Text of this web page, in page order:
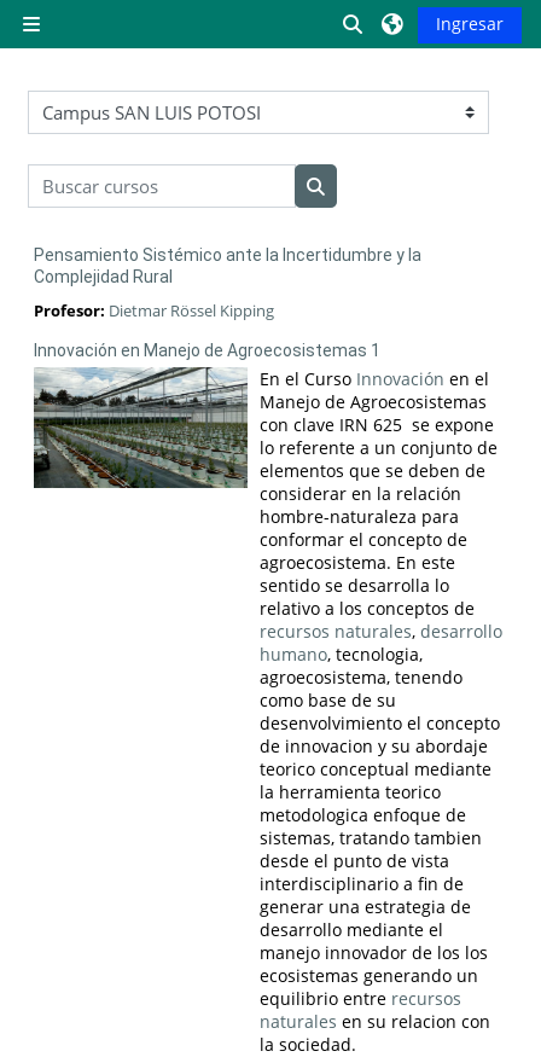
Pánel lateral
Activar oIngresar
Categorías
Buscar cursos
Pensamiento Sistémico ante la Incertidumbre y la
Complejidad Rural
Profesor: Dietmar Rössel Kipping
Innovación en Manejo de Agroecosistemas 1
En el Curso Innovación en el
Manejo de Agroecosistemas
con clave IRN 625 se expone
lo referente a un conjunto de
elementos que se deben de
considerar en la relación
hombre-naturaleza para
conformar el concepto de
agroecosistema. En este
sentido se desarrolla lo
relativo a los conceptos de
recursos naturales,desarrollo
humano, tecnologia,
agroecosistema, tenendo
como base de su
desenvolvimiento el concepto
de innovacion y su abordaje
teorico conceptual mediante
la herramienta teorico
metodologica enfoque de
sistemas, tratando tambien
desde el punto de vista
interdisciplinario a fin de
generar una estrategia de
desarrollo mediante el
manejo innovador de los los
ecosistemas generando un
equilibrio entre recursos
naturales en su relacion con
la sociedad.